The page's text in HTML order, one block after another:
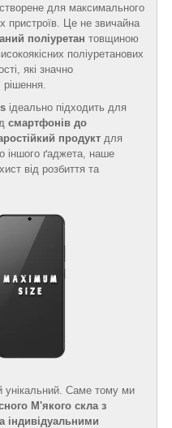
створене для максимального
пристроїв. Це не звичайна
поліуретан товщиною
поліуретанових
які значно
ідеально підходить для
смартфонів до
продукт для
іншого ґаджета, наше
від розбиття та
унікальний. Саме тому ми
М'якого скла з
індивідуальними